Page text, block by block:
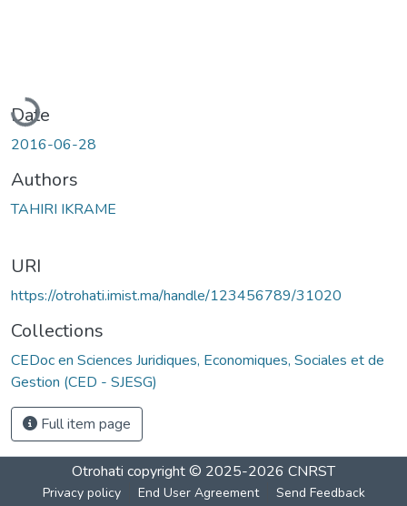
Loading...
Date
2016-06-28
Authors
TAHIRI IKRAME
URI
https://otrohati.imist.ma/handle/123456789/31020
Collections
CEDoc en Sciences Juridiques, Economiques, Sociales et de
Gestion (CED - SJESG)
Full item page
Otrohati copyright © 2025-2026 CNRST
Privacy policy End User Agreement Send Feedback